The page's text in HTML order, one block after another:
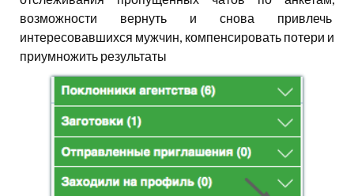
возможности вернуть и снова привлечь
интересовавшихся мужчин, компенсировать потери и
приумножить результаты